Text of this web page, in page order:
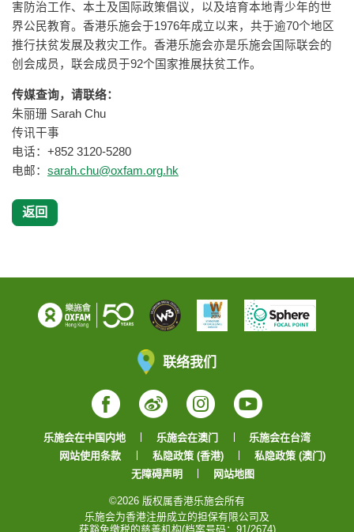
害防治工作、本土及国际政策倡议，以及培育本地青少年的世
界公民教育。香港乐施会于1976年成立以来，共于逾70个地区
推行扶贫发展及救灾工作。香港乐施会亦是乐施会国际联会的
创会成员，联会成员于92个国家推展扶贫工作。
传媒查询，请联络：
朱丽珊 Sarah Chu
传讯干事
电话：+852 3120-5280
电邮： sarah.chu@oxfam.org.hk
返回
联络我们
Facebook
WeiboInstagram
YouTube
乐施会在中国内地 乐施会在澳门
乐施会在台湾
网站使用条款
私隐政策 (香港)
私隐政策 (澳门)
无障碍声明
网站地图
©2026 版权属香港乐施会所有
乐施会为香港注册成立的担保有限公司及
获豁免缴税的慈善机构(档案号码：91/2674)